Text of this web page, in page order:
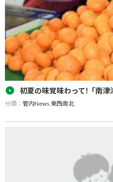
けのこ堀り体験を行い、大牟田市
保護者らが参加されました…
初夏の味覚味わって!「南津
分類： 管内News 東西南北
ＪＡみなみ筑後山川総合集出荷施